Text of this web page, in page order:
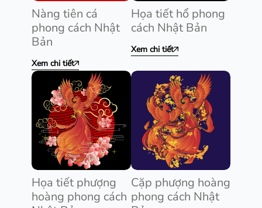
Nàng tiên cá
phong cách Nhật
Bản
Xem chi tiết
Họa tiết hổ phong
cách Nhật Bản
Xem chi tiết
Họa tiết phượng
hoàng phong cách
Cặp phượng hoàng
phong cách Nhật